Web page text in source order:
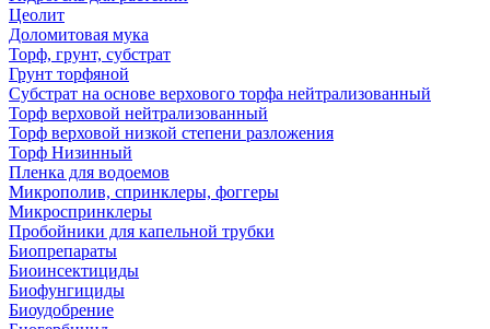
Цеолит
Доломитовая мука
Торф, грунт, субстрат
Грунт торфяной
Субстрат на основе верхового торфа нейтрализованный
Торф верховой нейтрализованный
Торф верховой низкой степени разложения
Торф Низинный
Пленка для водоемов
Микрополив, спринклеры, фоггеры
Микроспринклеры
Пробойники для капельной трубки
Биопрепараты
Биоинсектициды
Биофунгициды
Биоудобрение